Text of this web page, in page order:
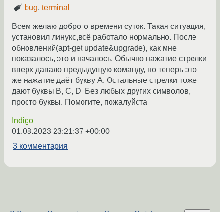
bug,terminal
Всем желаю доброго времени суток. Такая ситуация,
установил линукс,всё работало нормально. После
обновлений(apt-get update&upgrade), как мне
показалось, это и началось. Обычно нажатие стрелки
вверх давало предыдущую команду, но теперь это
же нажатие даёт букву А. Остальные стрелки тоже
дают буквы:B, C, D. Без любых других символов,
просто буквы. Помогите, пожалуйста
Indigo
01.08.2023 23:21:37 +00:00
3 комментария